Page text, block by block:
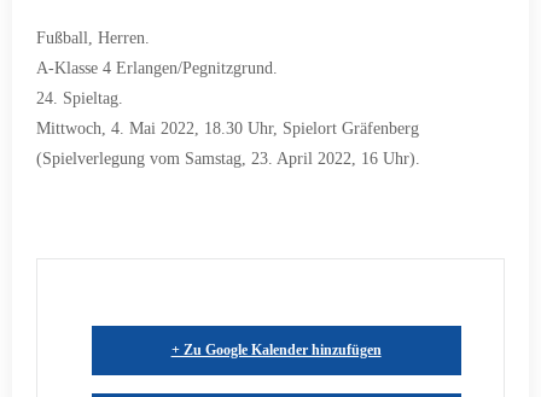
Fußball, Herren.
A-Klasse 4 Erlangen/Pegnitzgrund.
24. Spieltag.
Mittwoch, 4. Mai 2022, 18.30 Uhr, Spielort Gräfenberg
(Spielverlegung vom Samstag, 23. April 2022, 16 Uhr).
+ Zu Google Kalender hinzufügen